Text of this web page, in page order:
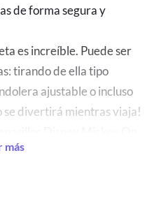
de forma segura y
es increíble. Puede ser
tirando de ella tipo
ajustable o incluso
se divertirá mientras viaja!
perfecta para los viajes
más